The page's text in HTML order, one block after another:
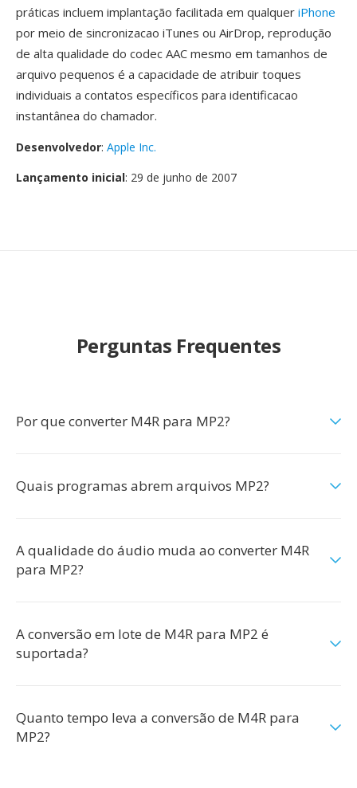
práticas incluem implantação facilitada em qualquer iPhone
por meio de sincronizacao iTunes ou AirDrop, reprodução
de alta qualidade do codec AAC mesmo em tamanhos de
arquivo pequenos é a capacidade de atribuir toques
individuais a contatos específicos para identificacao
instantânea do chamador.
Desenvolvedor: Apple Inc.
Lançamento inicial: 29 de junho de 2007
Perguntas Frequentes
Por que converter M4R para MP2?
Quais programas abrem arquivos MP2?
A qualidade do áudio muda ao converter M4R
para MP2?
A conversão em lote de M4R para MP2 é
suportada?
Quanto tempo leva a conversão de M4R para
MP2?